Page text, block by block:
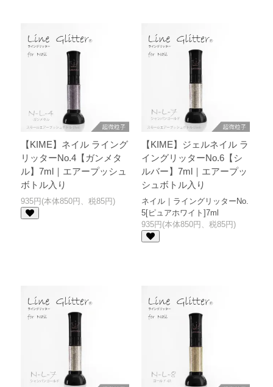
【KIME】ネイル ライング
リッターNo.4【ガンメタ
ル】7ml｜エアープッシュ
ボトル入り
935円(本体850円、税85円)
【KIME】ジェルネイル ラ
イングリッターNo.6【シ
ルバー】7ml｜エアープッ
シュボトル入り
ネイル｜ライングリッターNo.
5[ピュアホワイト]7ml
935円(本体850円、税85円)